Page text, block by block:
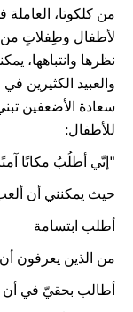
من كلكوتا،
لأطفال وطِفلاتٍ من
نظرها وانتباهها،
والعبيد الكثيرين
سعادة الأضعفين
للأطفال:
"إنّي أطلُبُ مكانًا
حيث يمكنني أن
أطلب ابتسامة
من الذين يعرفون أن
أطالب بحقيّ في أن